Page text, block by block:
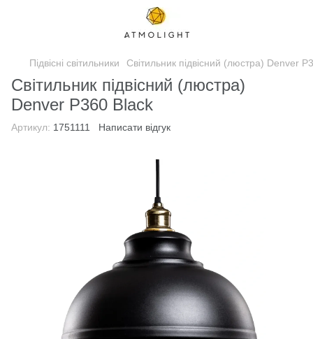
Підвісні світильники Світильник підвісний (люстра) Denver
Світильник підвісний (люстра)
Denver P360 Black
Артикул: 1751111 Написати відгук